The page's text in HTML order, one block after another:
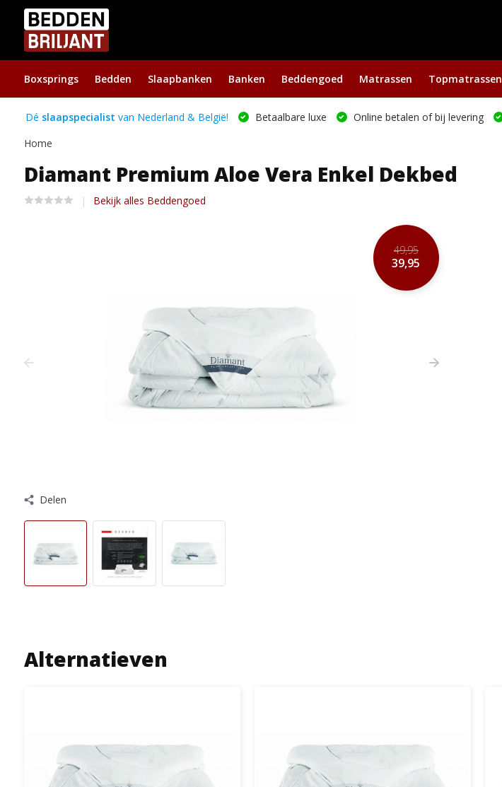
Boxsprings Bedden Slaapbanken Banken Beddengoed Matrassen Topmatrassen
Dé slaapspecialist van Nederland & België! Betaalbare luxe Online betalen of bij levering
Home
Diamant Premium Aloe Vera Enkel Dekbed
Bekijk alles Beddengoed
49,95
39,95
Delen
Alternatieven